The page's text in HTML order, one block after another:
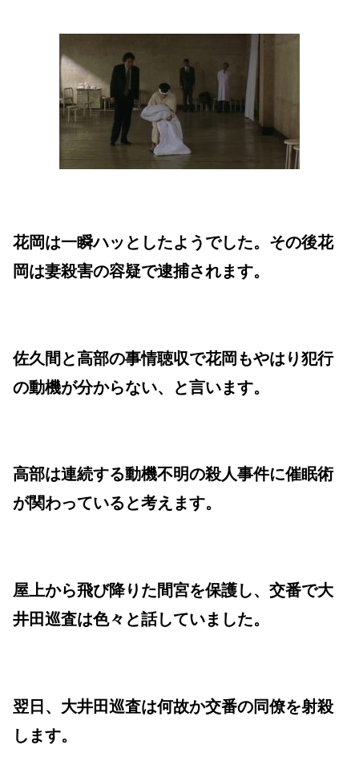
花岡は一瞬ハッとしたようでした。その後花
岡は妻殺害の容疑で逮捕されます。
佐久間と高部の事情聴収で花岡もやはり犯行
の動機が分からない、と言います。
高部は連続する動機不明の殺人事件に催眠術
が関わっていると考えます。
屋上から飛び降りた間宮を保護し、交番で大
井田巡査は色々と話していました。
翌日、大井田巡査は何故か交番の同僚を射殺
します。